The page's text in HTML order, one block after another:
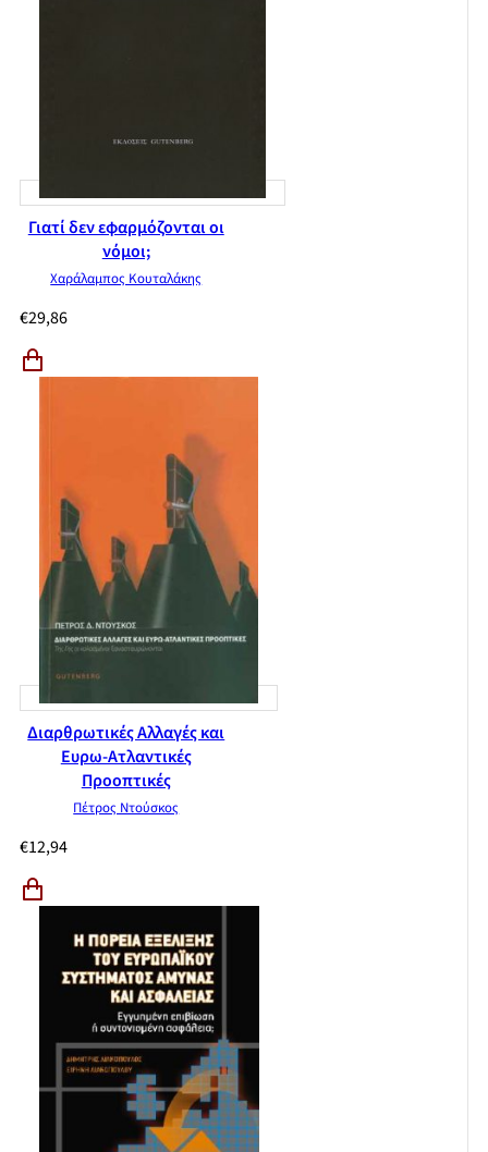
Γιατί δεν εφαρμόζονται οι
νόμοι;
Χαράλαμπος Κουταλάκης
€29,86
Διαρθρωτικές Αλλαγές και
Ευρω-Ατλαντικές
Προοπτικές
Πέτρος Ντούσκος
€12,94